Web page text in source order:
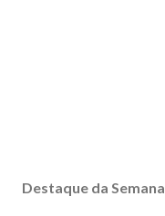
Destaque da Semana